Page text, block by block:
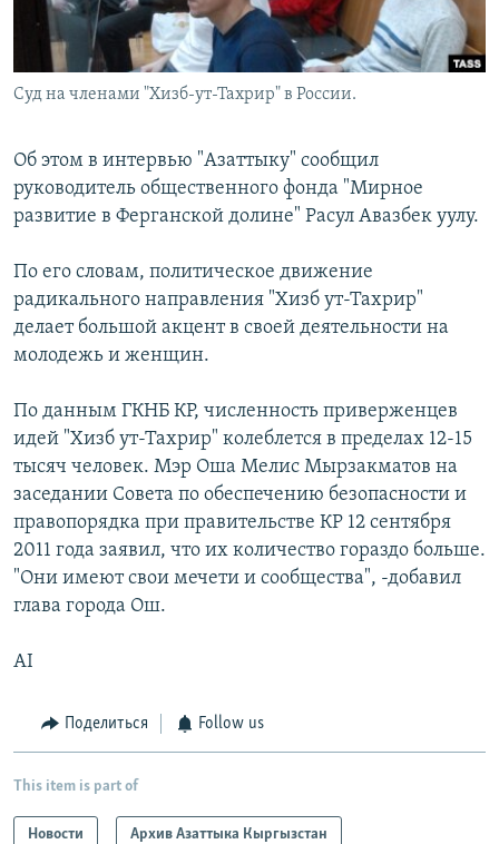
Суд на членами "Хизб-ут-Тахрир" в России.
Об этом в интервью "Азаттыку" сообщил
руководитель общественного фонда "Мирное
развитие в Ферганской долине" Расул Авазбек уулу.
По его словам, политическое движение
радикального направления "Хизб ут-Тахрир"
делает большой акцент в своей деятельности на
молодежь и женщин.
По данным ГКНБ КР, численность приверженцев
идей "Хизб ут-Тахрир" колеблется в пределах 12-15
тысяч человек. Мэр Оша Мелис Мырзакматов на
заседании Совета по обеспечению безопасности и
правопорядка при правительстве КР 12 сентября
2011 года заявил, что их количество гораздо больше.
"Они имеют свои мечети и сообщества", -добавил
глава города Ош.
AI
Поделиться Follow us
This item is part of
Новости Архив Азаттыка Кыргызстан